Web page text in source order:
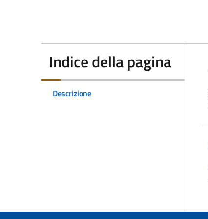
Indice della pagina
Descrizione